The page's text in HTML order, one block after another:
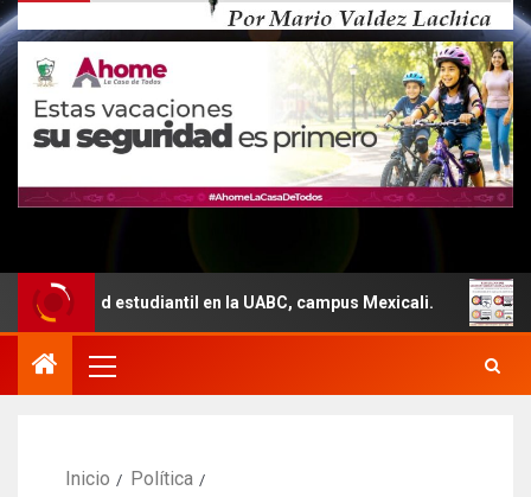
estudiantil en la UABC, campus Mexicali. Un total
Inicio
Política